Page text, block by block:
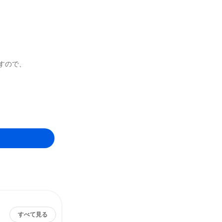
で、
すべて見る